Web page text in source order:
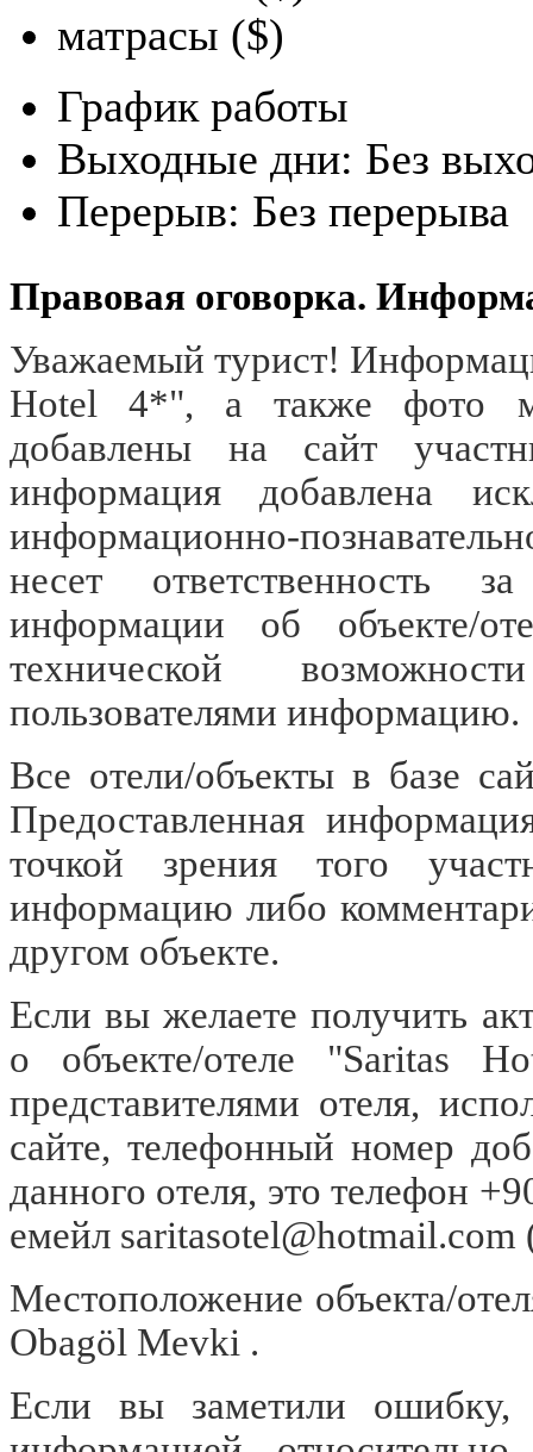
матрасы ($)
График работы
Выходные дни: Без
Перерыв: Без перерыва
Правовая оговорка.
Уважаемый турист!
Hotel 4*", а также фото
добавлены на сайт
информация добавлена
информационно-
несет ответственность
информации об объекте/
технической
пользователями информацию.
Все отели/объекты в базе
Предоставленная
точкой зрения того
информацию либо
другом объекте.
Если вы желаете получить
о объекте/отеле "Saritas
представителями отеля,
сайте, телефонный номер
данного отеля, это телефон
емейл saritasotel@hotmail.com
Местоположение объекта/
Obagöl Mevki .
Если вы заметили ошибку,